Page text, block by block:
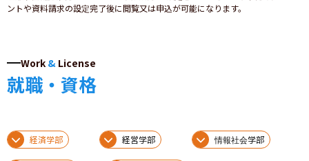
ントや資料請求の設定完了後に閲覧又は申込が可能になります。
Work & License
就職・資格
経済学部 経営学部 情報社会学部